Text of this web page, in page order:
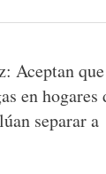
Aceptan
en hogares
separar a